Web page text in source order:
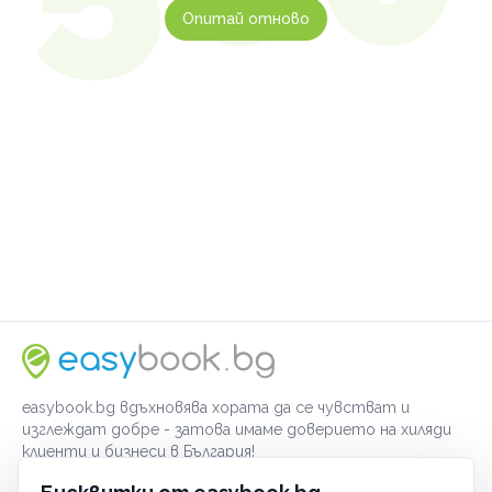
Опитай отново
easybook.bg вдъхновява хората да се чувстват и
изглеждат добре - затова имаме доверието на хиляди
клиенти и бизнеси в България!